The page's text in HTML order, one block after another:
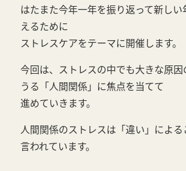
はたまた今年一年を振り返って新しい
えるために
ストレスケアをテーマに開催します。
今回は、ストレスの中でも大きな原因
うる「人間関係」に焦点を当てて
進めていきます。
人間関係のストレスは「違い」による
言われています。